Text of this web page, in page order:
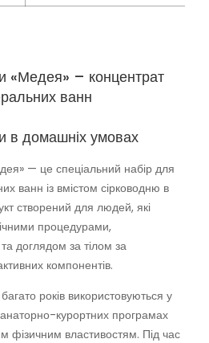
«Медея» – концентрат
ванн
в домашніх умовах
— це спеціальний набір для
ванн із вмістом сірководню в
створений для людей, які
процедурами,
доглядом за тілом за
компонентів.
років використовуються у
курортних програмах
фізичним властивостям. Під час